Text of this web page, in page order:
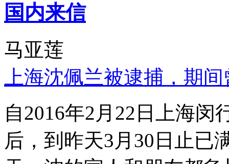
国内来信
马亚莲
上海沈佩兰被逮捕，期
自2016年2月22日上海
后，到昨天3月30日止已